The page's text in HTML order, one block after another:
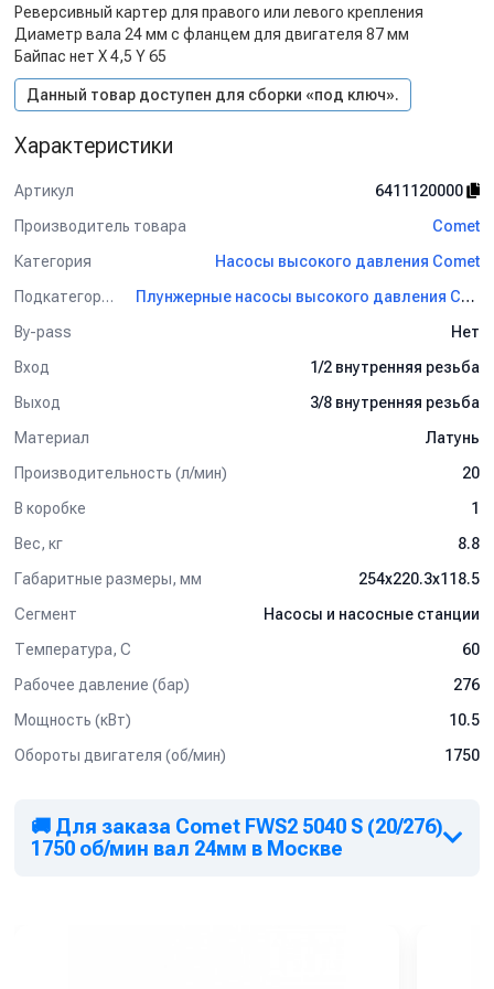
Реверсивный картер для правого или левого крепления
Диаметр вала 24 мм с фланцем для двигателя 87 мм
Байпас нет X 4,5 Y 65
Данный товар доступен для сборки «под ключ».
Характеристики
Артикул
6411120000
Производитель товара
Comet
Категория
Насосы высокого давления Comet
Подкатегория
Плунжерные насосы высокого давления Comet
By-pass
Нет
Вход
1/2 внутренняя резьба
Выход
3/8 внутренняя резьба
Материал
Латунь
Производительность (л/мин)
20
В коробке
1
Вес, кг
8.8
Габаритные размеры, мм
254x220.3x118.5
Сегмент
Насосы и насосные станции
Температура, C
60
Рабочее давление (бар)
276
Мощность (кВт)
10.5
Обороты двигателя (об/мин)
1750
🚚 Для заказа Comet FWS2 5040 S (20/276)
1750 об/мин вал 24мм в Москве